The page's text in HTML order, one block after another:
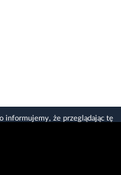
informujemy, że przeglądając tę